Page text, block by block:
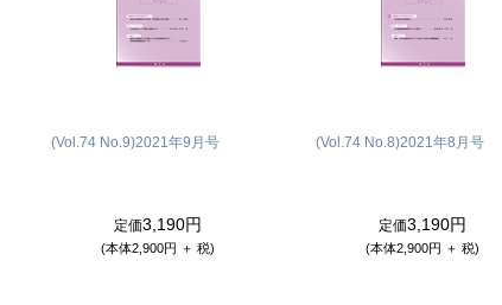
(Vol.74 No.9)2021年9月号
定価3,190円
(本体2,900円 ＋ 税)
(Vol.74 No.8)2021年8月号
定価3,190円
(本体2,900円 ＋ 税)